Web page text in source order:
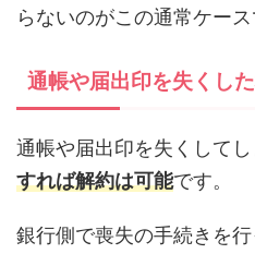
らないのがこの通常ケース
通帳や届出印を失くし
通帳や届出印を失くしてし
すれば解約は可能です。
銀行側で喪失の手続きを